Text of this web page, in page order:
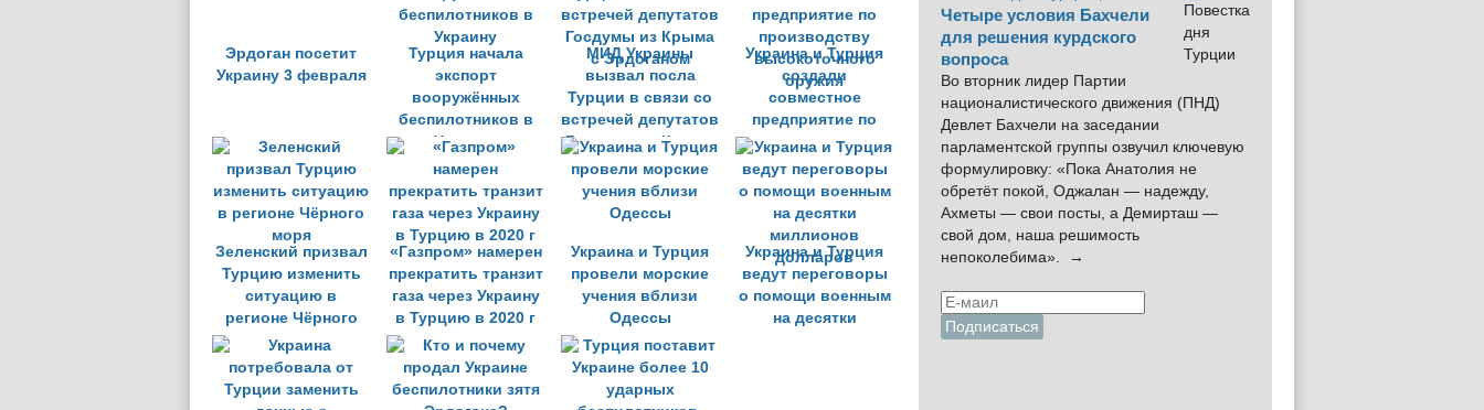
Эрдоган посетит
Украину 3 февраля
Турция начала
экспорт
вооружённых
беспилотников в
Украину
МИД Украины
вызвал посла
Турции в связи со
встречей депутатов
Госдумы из Крыма
с Эрдоганом
Украина и Турция
создали
совместное
предприятие по
производству
высокоточного
оружия
Зеленский призвал
Турцию изменить
ситуацию в
регионе Чёрного
моря
«Газпром» намерен
прекратить транзит
газа через Украину
в Турцию в 2020 г
Украина и Турция
провели морские
учения вблизи
Одессы
Украина и Турция
ведут переговоры
о помощи военным
на десятки
Четыре условия Бахчели
для решения курдского
вопроса
Во вторник лидер Партии
националистического движения (ПНД)
Девлет Бахчели на заседании
парламентской группы озвучил ключевую
формулировку: «Пока Анатолия не
обретёт покой, Оджалан — надежду,
Ахметы — свои посты, а Демирташ —
свой дом, наша решимость
непоколебима». →